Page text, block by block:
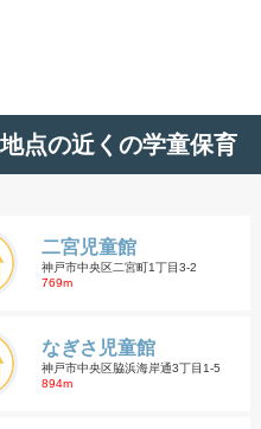
点の近くの学童保育
二宮児童館
神戸市中央区二宮町1丁目3-2
769m
なぎさ児童館
神戸市中央区脇浜海岸通3丁目1-5
894m